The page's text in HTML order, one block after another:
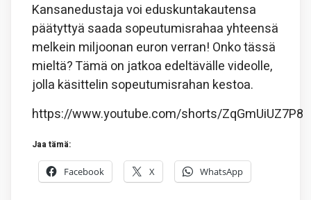
Kansanedustaja voi eduskuntakautensa
päätyttyä saada sopeutumisrahaa yhteensä
melkein miljoonan euron verran! Onko tässä
mieltä? Tämä on jatkoa edeltävälle videolle,
jolla käsittelin sopeutumisrahan kestoa.
https://www.youtube.com/shorts/ZqGmUiUZ7P8
Jaa tämä:
Facebook X WhatsApp